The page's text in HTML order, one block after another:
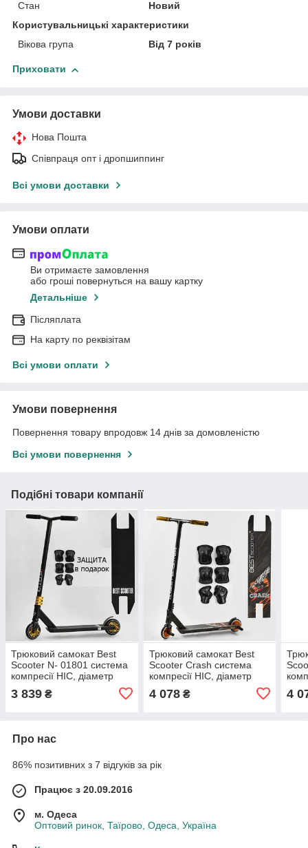
Стан
Новий
Користувальницькі характеристики
Вікова група
Від 7 років
Приховати
Умови доставки
Нова Пошта
Співпраця опт і дропшиппинг
Всі умови доставки
Умови оплати
Ви отримаєте замовлення
або гроші повернуться на вашу картку
Детальніше
Післяплата
На карту по реквізітам
Всі умови оплати
Умови повернення
Повернення товару впродовж 14 днів за домовленістю
Всі умови повернення
Подібні товари компанії
Трюковий самокат Best
Scooter N- 01801 система
компресії HIC, діаметр
керма 58 см, пеги 2
3 839 ₴
Трюковий самокат Best
Scooter Crash система
компресії HIC, діаметр
керма 57 см, пеги 2
4 078₴ 4
Про нас
86% позитивних з 7 відгуків за рік
Працює з 20.09.2016
м. Одеса
Оптовий ринок, Таїрово, Одеса, Україна